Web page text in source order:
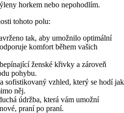
horkem nebo nepohodlím.
tohoto polu:
tak, aby umožnilo optimální
komfort během vašich
ženské křivky a zároveň
pohybu.
sofistikovaný vzhled, který se hodí jak
něj.
údržba, která vám umožní
praní po praní.